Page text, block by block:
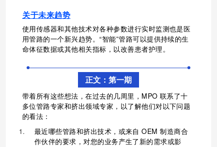
关于未来趋势
使用传感器和其他技术对各种参数进行实时监测也是医
用管路的一个新兴趋势。“智能”管路可以提供持续的生
命体征数据或其他相关指标，以改善患者护理。
正文：第一期
带着所有这些想法，在过去的几周里，MPO 联系了十
多位管路专家和挤出领域专家，以了解他们对以下问题
的看法：
最近哪些管路和挤出技术，或来自 OEM 制造商合
作伙伴的要求，对您的业务产生了新的需求或影